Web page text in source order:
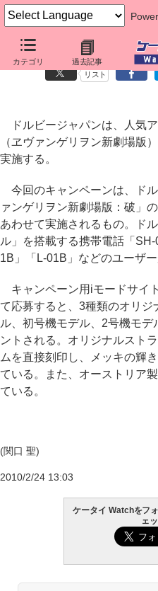
カテゴリ 過去記事
ドルビー、「ヱヴァンゲリヲン」
リスト
ドルビージャパンは、人気
（ヱヴァンゲリヲン新劇場版
実施する。
今回のキャンペーンは、ド
ァンゲリヲン新劇場版：破」
あわせて実施されるもの。ド
ル」を搭載する携帯電話「
1B」「L-01B」などのユーザー
キャンペーン用iモードサイ
て応募すると、3種類のオリ
ル、初号機モデル、2号機モ
ントされる。オリジナルスト
ムを直接刻印し、メッキの輝
ている。また、オーストリア
ている。
(関口 聖)
2010/2/24 13:03
ケータイ Watchをフ
ェ